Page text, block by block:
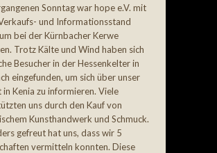
Sonntag war hope e.V. mit
und Informationsstand
bei der Kürnbacher Kerwe
Trotz Kälte und Wind haben sich
Besucher in der Hessenkelter in
eingefunden, um sich über unser
Kenia zu informieren. Viele
uns durch den Kauf von
Kunsthandwerk und Schmuck.
gefreut hat uns, dass wir 5
vermitteln konnten. Diese